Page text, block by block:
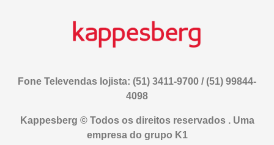
Fone Televendas lojista: (51) 3411-9700 / (51) 99844-
4098
Kappesberg © Todos os direitos reservados . Uma
empresa do grupo K1